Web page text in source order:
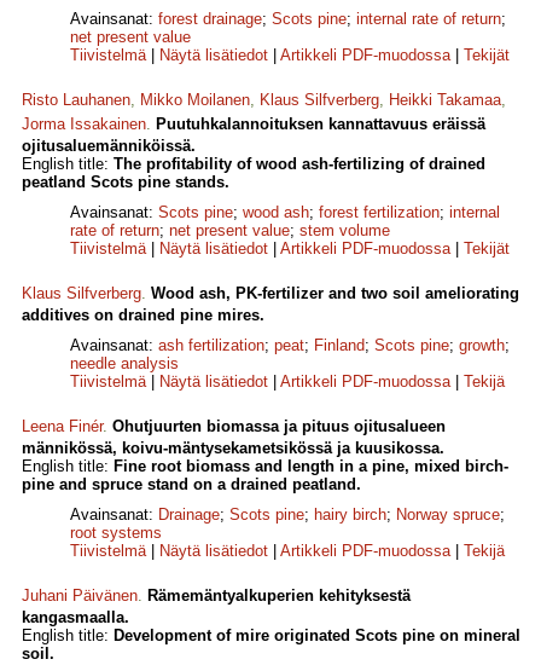
Avainsanat: forest drainage; Scots pine; internal rate of return;
net present value
Tiivistelmä| Näytä lisätiedot Artikkeli PDF-muodossa| Tekijät
Risto Lauhanen, Mikko Moilanen, Klaus Silfverberg, Heikki Takamaa,
Jorma Issakainen. Puutuhkalannoituksen kannattavuus eräissä
ojitusaluemänniköissä.
English title: The profitability of wood ash-fertilizing of drained
peatland Scots pine stands.
Avainsanat: Scots pine; wood ash; forest fertilization; internal
rate of return; net present value; stem volume
Tiivistelmä| Näytä lisätiedot Artikkeli PDF-muodossa| Tekijät
Klaus Silfverberg. Wood ash, PK-fertilizer and two soil ameliorating
additives on drained pine mires.
Avainsanat: ash fertilization; peat; Finland; Scots pine; growth;
needle analysis
Tiivistelmä| Näytä lisätiedot Artikkeli PDF-muodossa| Tekijä
Leena Finér. Ohutjuurten biomassa ja pituus ojitusalueen
männikössä, koivu-mäntysekametsikössä ja kuusikossa.
English title: Fine root biomass and length in a pine, mixed birch-
pine and spruce stand on a drained peatland.
Avainsanat: Drainage; Scots pine; hairy birch; Norway spruce;
root systems
Tiivistelmä| Näytä lisätiedot Artikkeli PDF-muodossa| Tekijä
Juhani Päivänen. Rämemäntyalkuperien kehityksestä
kangasmaalla.
English title: Development of mire originated Scots pine on mineral
soil.